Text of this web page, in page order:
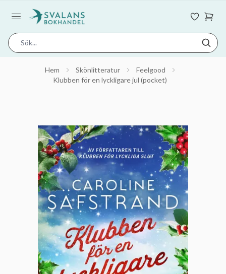
Hem Skönlitteratur
Feelgood
Klubben för en lyckligare jul (pocket)